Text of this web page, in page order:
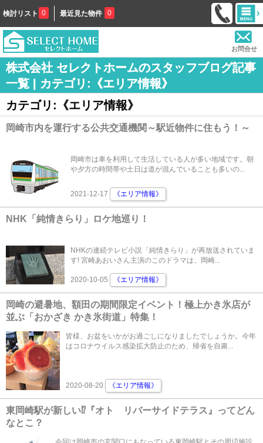
検討リスト 0 最近見た物件 0
お問合せ
株式会社 セレクトホームのスタッフブログ記事
一覧 | カテゴリ:《エリア情報》
カテゴリ:《エリア情報》
岡崎市内を運行する公共交通機関～駅近物件に住もう！～
岡崎市は車を利用して生活している人が多い地域です。朝
や夕方の時間帯や土日は道が混んでいることも多いの...
2021-12-17 《エリア情報》
NHK「純情きらり」ロケ地巡り！
NHKの連続テレビ小説「純情きらり」が再放送されていま
す! 宮崎あおいさん主演のこのドラマは、岡崎...
2020-10-05 《エリア情報》
岡崎の避暑地、額田の期間限定イベント！極上かき氷店が
並ぶ「おかざき かき氷街道」特集！
皆様、お盆をいかがお過ごしになりましたでしょうか。今年
はコロナウイルス感染拡大防止のため、帰省を自粛...
2020-08-20 《エリア情報》
東岡崎駅が新しい⁉『オト リバーサイドテラス』ってどん
なとこ？